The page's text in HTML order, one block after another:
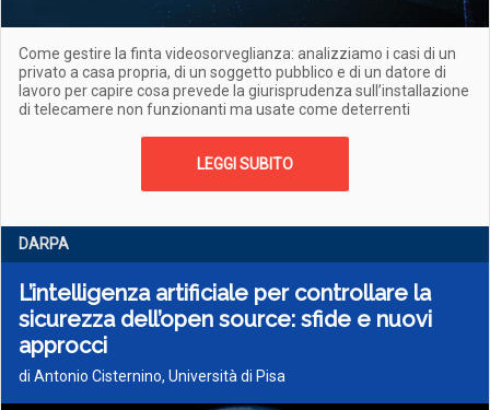
Come gestire la finta videosorveglianza: analizziamo i casi di un
privato a casa propria, di un soggetto pubblico e di un datore di
lavoro per capire cosa prevede la giurisprudenza sull’installazione
di telecamere non funzionanti ma usate come deterrenti
LEGGI SUBITO
DARPA
L’intelligenza artificiale per controllare la
sicurezza dell’open source: sfide e nuovi
approcci
di Antonio Cisternino, Università di Pisa